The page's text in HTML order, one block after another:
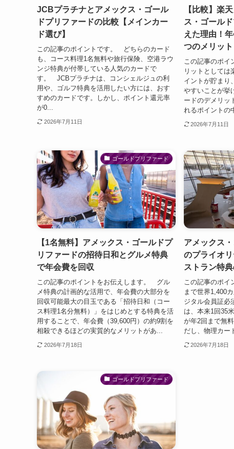
JCBプラチナとアメックス・ゴール
ドプリファードの比較【メインカー
ド選び】
この記事のポイントです。 どちらのカード
も、コース料理1名無料や旅行保険、空港ラウ
ンジ特典が付帯している人気のカードで
す。 JCBプラチナは、コンシェルジュの利
用や、ゴルフ特典を活用したい方には、おす
すめのカードです。しかし、ポイント還元率
が0...
2026年7月11日
【比較】楽
ス・ゴール
えた理由！
つのメリット
この記事のポ
リットとしては
イントが貯まり
やすいことが
ードのデメリッ
れるポイントの
2026年7月11日
ゴールドプリファード
【1名無料】アメックス・ゴールドプ
リファードの招待日和とグルメ特典
で年会費を回収
この記事のポイントをお伝えします。 グル
メ特典の計画的な活用で、年会費の大部分を
回収可能最大の目玉である「招待日和（コー
ス料理1名分無料）」をはじめとする特典を活
用することで、年会費（39,600円）の約9割を
相殺できるほどの実質的なメリットがあ...
2026年7月18日
アメックス
のプライオ
ストラン特
この記事のポ
まで世界1,400
ジタル会員証必
は、本来1回35
が年2回まで無
だし、物理カー
2026年7月18日
ゴールドプリファード